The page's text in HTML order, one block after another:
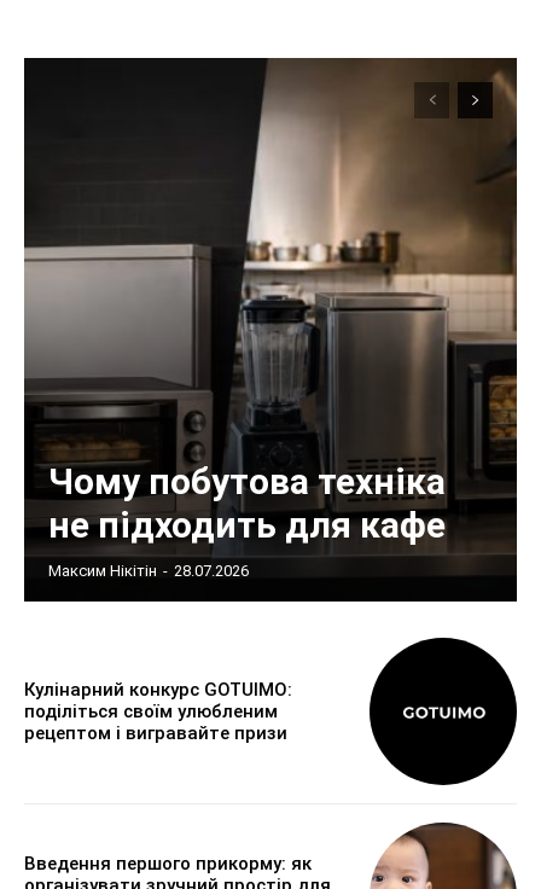
Чому побутова техніка
не підходить для кафе
Максим Нікітін - 28.07.2026
Кулінарний конкурс GOTUIMO:
поділіться своїм улюбленим
рецептом і вигравайте призи
Введення першого прикорму: як